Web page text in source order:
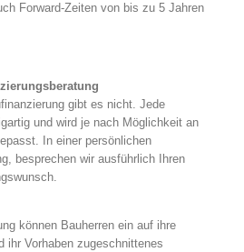
Forward-Zeiten von bis zu 5 Jahren
gibt es nicht. Jede
und wird je nach Möglichkeit an
In einer persönlichen
besprechen wir ausführlich Ihren
können Bauherren ein auf ihre
ihr Vorhaben zugeschnittenes